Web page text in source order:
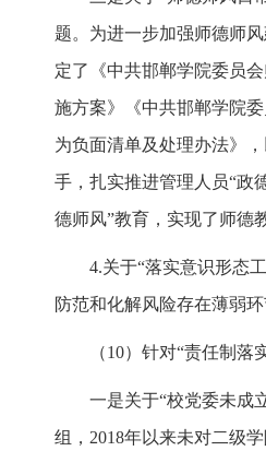
题。为进一步加强师德师
定了《中共邯郸学院委员
施方案》《中共邯郸学院
为负面清单及处理办法》
手，扎实推进管理人员“政
德师风”教育，实现了师德
4.关于“落实意识形态
防范和化解风险存在薄弱
（10）针对“责任制落
一是关于“校党委未成
组，2018年以来未对二级